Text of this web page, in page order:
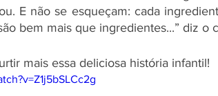
E não se esqueçam: cada
bem mais que ingredientes...” diz o
mais essa deliciosa história infantil!